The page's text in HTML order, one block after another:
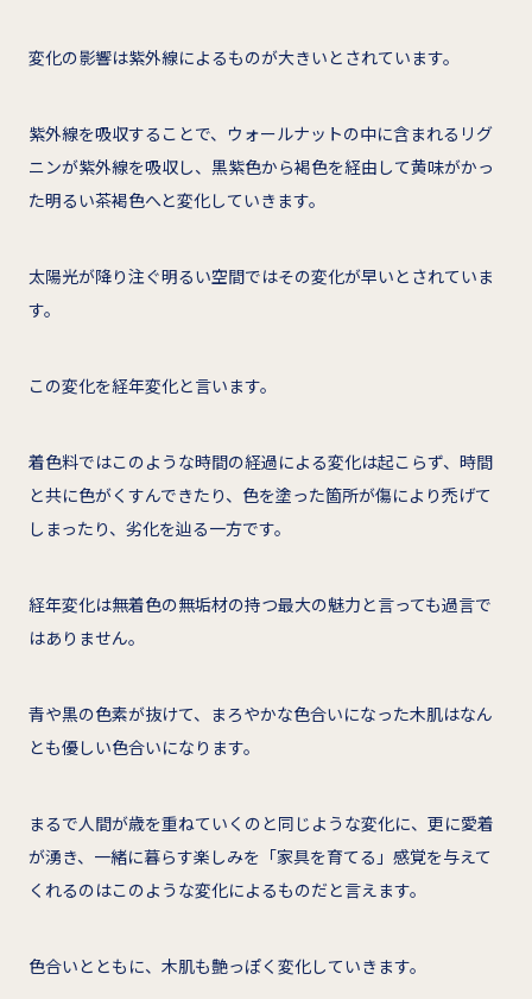
変化の影響は紫外線によるものが大きいとされています。
紫外線を吸収することで、ウォールナットの中に含まれるリグ
ニンが紫外線を吸収し、黒紫色から褐色を経由して黄味がかっ
た明るい茶褐色へと変化していきます。
太陽光が降り注ぐ明るい空間ではその変化が早いとされていま
す。
この変化を経年変化と言います。
着色料ではこのような時間の経過による変化は起こらず、時間
と共に色がくすんできたり、色を塗った箇所が傷により禿げて
しまったり、劣化を辿る一方です。
経年変化は無着色の無垢材の持つ最大の魅力と言っても過言で
はありません。
青や黒の色素が抜けて、まろやかな色合いになった木肌はなん
とも優しい色合いになります。
まるで人間が歳を重ねていくのと同じような変化に、更に愛着
が湧き、一緒に暮らす楽しみを「家具を育てる」感覚を与えて
くれるのはこのような変化によるものだと言えます。
色合いとともに、木肌も艶っぽく変化していきます。